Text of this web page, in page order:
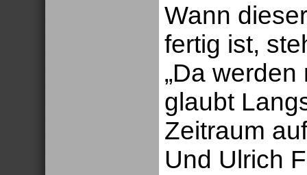
Wann
fertig ist,
„Da
glaubt
Zeitraum
Und Ulrich